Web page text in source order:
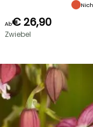
Ab€ 26,90
Zwiebel